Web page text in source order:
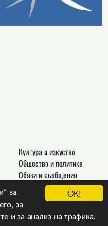
OK!
за
за
и за анализ на трафика.
Култура и изкуство
Общество и политика
Обяви и съобщения
Новини
Други